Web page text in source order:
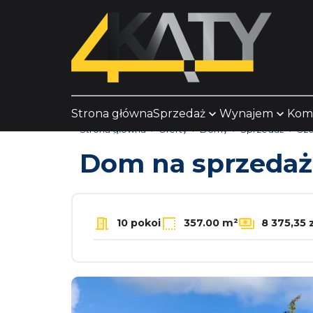
Strona głównaSprzedaż Wynajem
Strona główna Oferty Domy Sprzedaż
Dom na sprzedaż
10 pokoi 357.00 m² 8 375,35